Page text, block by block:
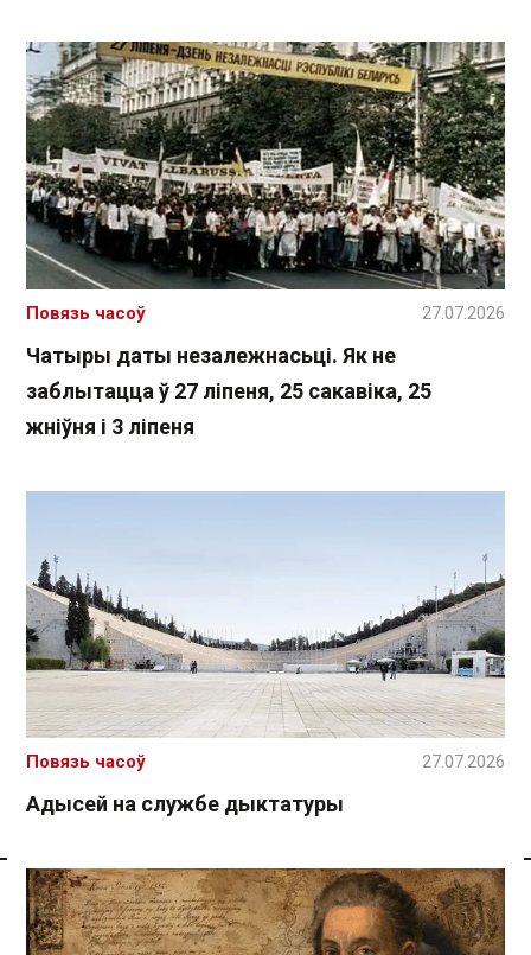
Спасылка без VPN
Чатыры даты незалежнасьці. Як не
заблытацца ў 27 ліпеня, 25 сакавіка, 25
жніўня і 3 ліпеня
Повязь часоў 27.07.2026
Адысей на службе дыктатуры
Повязь часоў 27.07.2026